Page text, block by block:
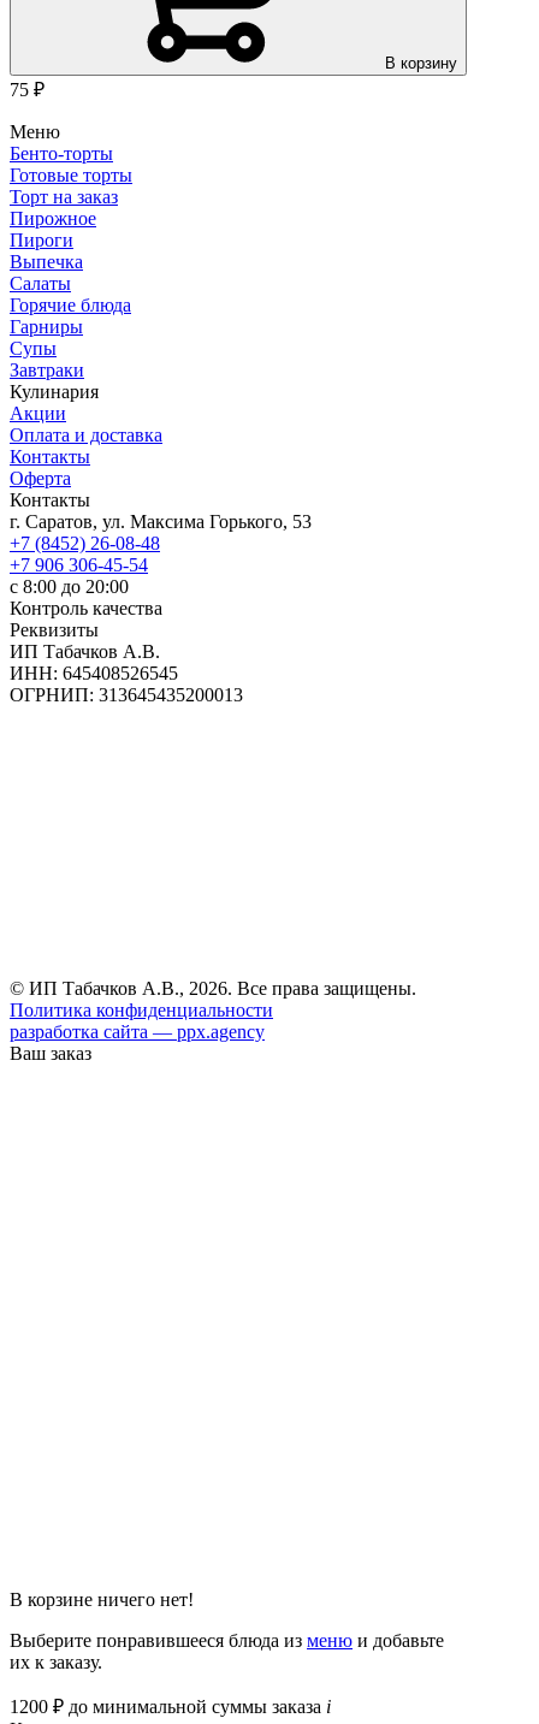
В корзину
75 ₽
Меню
Бенто-торты
Готовые торты
Торт на заказ
Пирожное
Пироги
Выпечка
Салаты
Горячие блюда
Гарниры
Супы
Завтраки
Кулинария
Акции
Оплата и доставка
Контакты
Оферта
Контакты
г. Саратов, ул. Максима Горького, 53
+7 (8452) 26-08-48
+7 906 306-45-54
с 8:00 до 20:00
Контроль качества
Реквизиты
ИП Табачков А.В.
ИНН: 645408526545
ОГРНИП: 313645435200013
© ИП Табачков А.В., 2026. Все права защищены.
Политика конфиденциальности
разработка сайта — ppx.agency
Ваш заказ
В корзине ничего нет!
Выберите понравившееся блюда из меню и добавьте
их к заказу.
1200 ₽ до минимальной суммы заказа i